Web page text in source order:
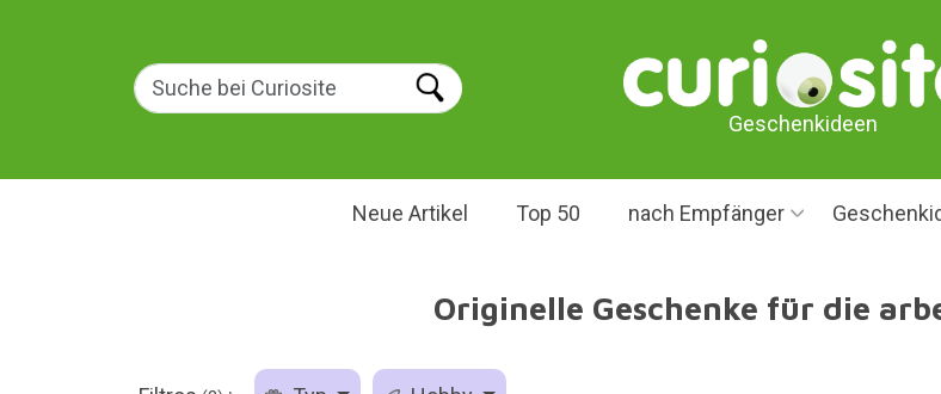
Geschenkideen
Neue Artikel Top 50 nach Empfänger
Originelle Geschenke für die